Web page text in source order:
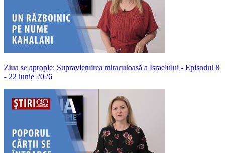
Ziua se apropie: Supraviețuirea miraculoasă a Israelului - Episodul 8
- 22 iunie 2026